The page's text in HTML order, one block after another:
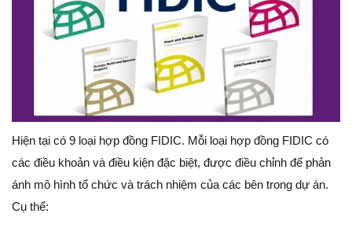
Hiện tại có 9 loại hợp đồng FIDIC. Mỗi loại hợp đồng FIDIC có
các điều khoản và điều kiện đặc biệt, được điều chỉnh để phản
ánh mô hình tổ chức và trách nhiệm của các bên trong dự án.
Cụ thể: